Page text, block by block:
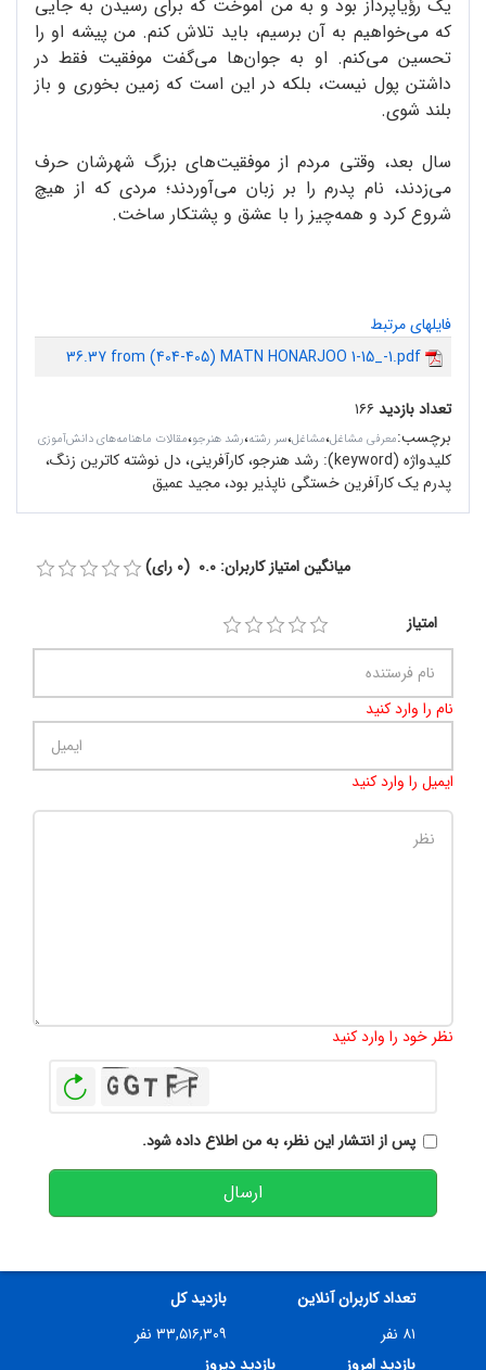
یک رؤیاپرداز بود و به من آموخت که برای رسیدن به جایی
که می‌خواهیم به آن برسیم، باید تلاش کنم. من پیشه او را
تحسین می‌کنم. او به جوان‌ها می‌گفت موفقیت فقط در
داشتن پول نیست، بلکه در این است که زمین بخوری و باز
بلند شوی.
سال بعد، وقتی مردم از موفقیت‌های بزرگ شهرشان حرف
می‌زدند، نام پدرم را بر زبان می‌آوردند؛ مردی که از هیچ
شروع کرد و همه‌چیز را با عشق و پشتکار ساخت.
فایلهای مرتبط
36.37 from (404-405) MATN HONARJOO 1-15_-1.pdf
تعداد بازدید۱۶۶
برچسب:معرفی مشاغل،مشاغل،سر رشته،رشد هنرجو،مقالات ماهنامه‌های دانش‌آموزی
کلیدواژه (keyword):
رشد هنرجو، کارآفرینی، دل نوشته‌ کاترین زنگ،
پدرم یک کارآفرین خستگی ناپذیر بود، مجید عمیق
میانگین امتیاز کاربران: 0.0 (0 رای)
امتیاز
نام را وارد کنید
ایمیل را وارد کنید
نظر خود را وارد کنید
پس از انتشار این نظر، به من اطلاع داده شود.
ارسال
تعداد کاربران آنلاین
۸۱ نفر
بازدید کل
۳۳,۵۱۶,۳۰۹ نفر
بازدید امروز
بازدید دیروز